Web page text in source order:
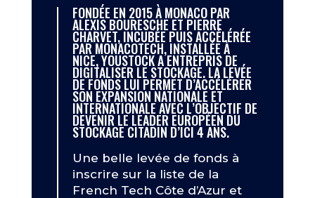
FONDÉE EN 2015 À MONACO PAR
ALEXIS BOURESCHE ET PIERRE
CHARVET, INCUBÉE PUIS ACCÉLÉRÉE
PAR MONACOTECH, INSTALLÉE À
NICE, YOUSTOCK A ENTREPRIS DE
DIGITALISER LE STOCKAGE. LA LEVÉE
DE FONDS LUI PERMET D’ACCÉLÉRER
SON EXPANSION NATIONALE ET
INTERNATIONALE AVEC L’OBJECTIF DE
DEVENIR LE LEADER EUROPÉEN DU
STOCKAGE CITADIN D’ICI 4 ANS.
Une belle levée de fonds à
inscrire sur la liste de la
French Tech Côte d’Azur et